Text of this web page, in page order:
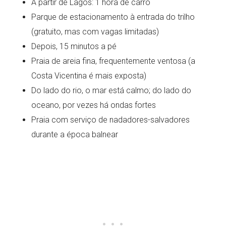
A partir de Lagos: 1 hora de carro
Parque de estacionamento à entrada do trilho
(gratuito, mas com vagas limitadas)
Depois, 15 minutos a pé
Praia de areia fina, frequentemente ventosa (a
Costa Vicentina é mais exposta)
Do lado do rio, o mar está calmo; do lado do
oceano, por vezes há ondas fortes
Praia com serviço de nadadores-salvadores
durante a época balnear